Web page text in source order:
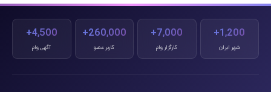
1,200+
شهر ایران
7,000+
کارگزار وام
260,000+
کاربر عضو
4,500+
آگهی وام